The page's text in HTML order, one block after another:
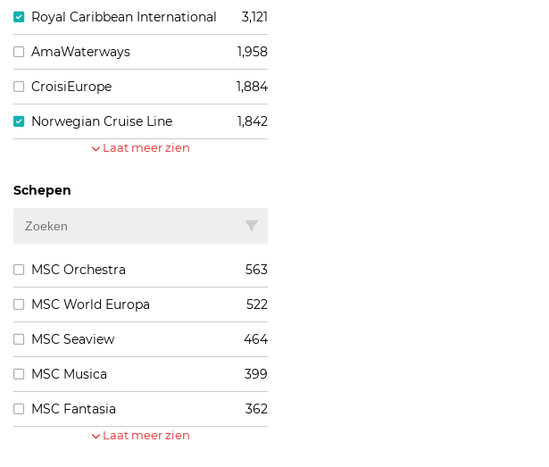
Royal Caribbean International 3,121
AmaWaterways 1,958
CroisiEurope 1,884
Norwegian Cruise Line 1,842
Laat meer zien
Schepen
MSC Orchestra 563
MSC World Europa 522
MSC Seaview 464
MSC Musica 399
MSC Fantasia 362
Laat meer zien